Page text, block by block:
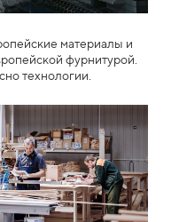
материалы и
фурнитурой.
технологии.